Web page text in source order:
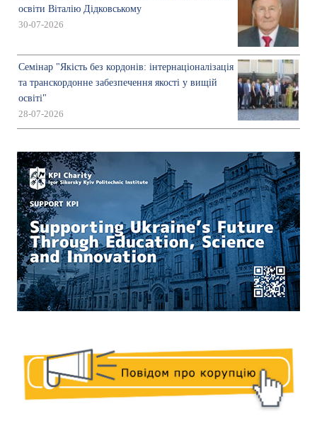
освіти Віталію Дідковському
30-07-2026
Семінар "Якість без кордонів: інтернаціоналізація
та транскордонне забезпечення якості у вищій
освіті"
28-07-2026